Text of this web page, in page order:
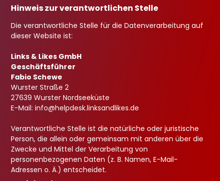
Hinweis zur verantwortlichen Stelle
Die verantwortliche Stelle für die Datenverarbeitung auf
dieser Website ist:
Links & Likes GmbH
Geschäftsführer
Fabio Schewe
Wurster Straße 2
27639 Wurster Nordseeküste
E-Mail:info@helpdesk.linksandlikes.de
Verantwortliche Stelle ist die natürliche oder juristische
Person, die allein oder gemeinsam mit anderen über die
Zwecke und Mittel der Verarbeitung von
personenbezogenen Daten (z. B. Namen, E-Mail-
Adressen o. Ä.) entscheidet.